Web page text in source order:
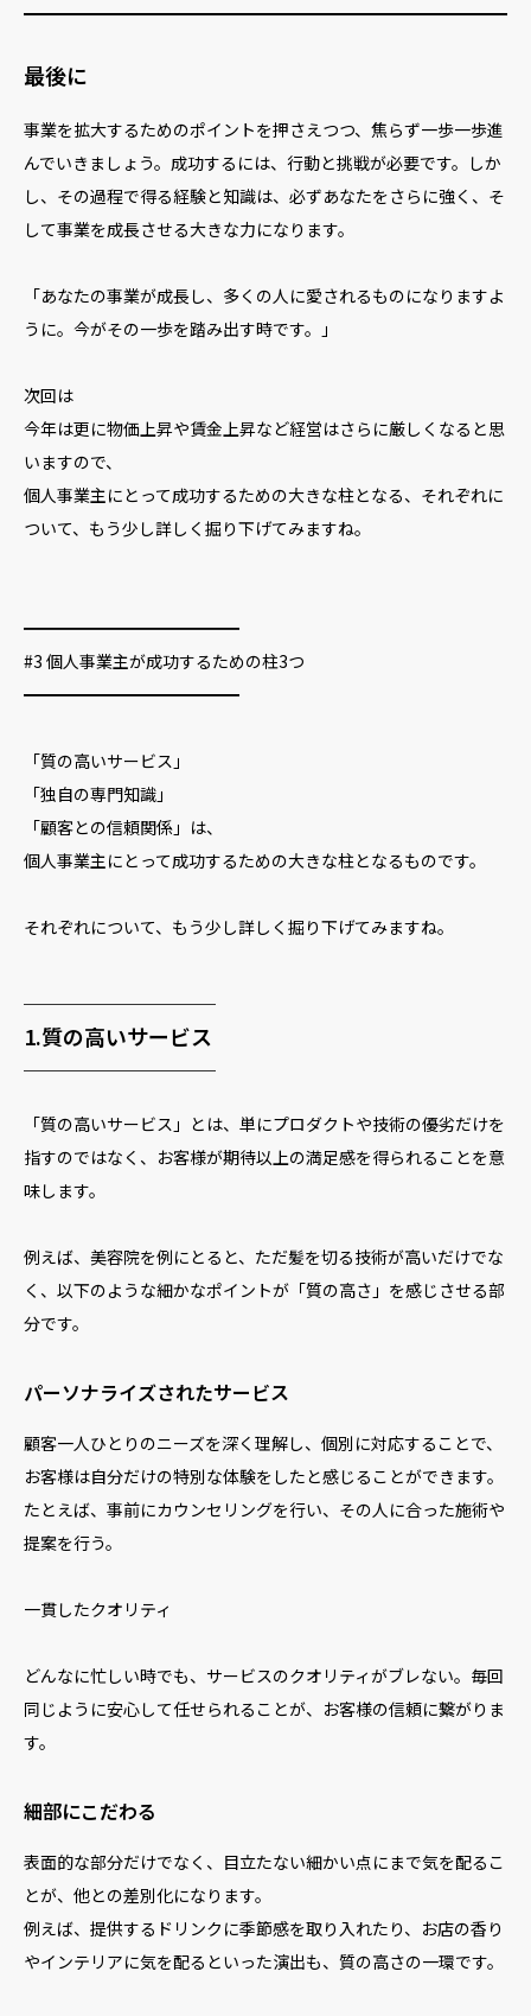
最後に
事業を拡大するためのポイントを押さえつつ、焦らず一歩一歩進
んでいきましょう。成功するには、行動と挑戦が必要です。しか
し、その過程で得る経験と知識は、必ずあなたをさらに強く、そ
して事業を成長させる大きな力になります。
「あなたの事業が成長し、多くの人に愛されるものになりますよ
うに。今がその一歩を踏み出す時です。」
次回は
今年は更に物価上昇や賃金上昇など経営はさらに厳しくなると思
いますので、
個人事業主にとって成功するための大きな柱となる、それぞれに
ついて、もう少し詳しく掘り下げてみますね。
━━━━━━━━━━━━━
#3 個人事業主が成功するための柱3つ
━━━━━━━━━━━━━
「質の高いサービス」
「独自の専門知識」
「顧客との信頼関係」は、
個人事業主にとって成功するための大きな柱となるものです。
それぞれについて、もう少し詳しく掘り下げてみますね。
─────────
1.質の高いサービス
─────────
「質の高いサービス」とは、単にプロダクトや技術の優劣だけを
指すのではなく、お客様が期待以上の満足感を得られることを意
味します。
例えば、美容院を例にとると、ただ髪を切る技術が高いだけでな
く、以下のような細かなポイントが「質の高さ」を感じさせる部
分です。
パーソナライズされたサービス
顧客一人ひとりのニーズを深く理解し、個別に対応することで、
お客様は自分だけの特別な体験をしたと感じることができます。
たとえば、事前にカウンセリングを行い、その人に合った施術や
提案を行う。
一貫したクオリティ
どんなに忙しい時でも、サービスのクオリティがブレない。毎回
同じように安心して任せられることが、お客様の信頼に繋がりま
す。
細部にこだわる
表面的な部分だけでなく、目立たない細かい点にまで気を配るこ
とが、他との差別化になります。
例えば、提供するドリンクに季節感を取り入れたり、お店の香り
やインテリアに気を配るといった演出も、質の高さの一環です。